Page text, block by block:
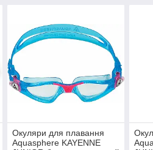
Окуляри для плавання
Aquasphere KAYENNE